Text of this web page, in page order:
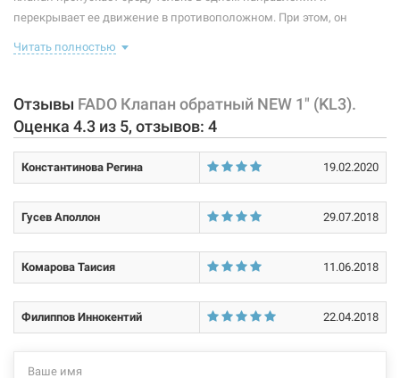
Материал штока: латунь CW614N
перекрывает ее движение в противоположном. При этом, он
Используют обратные клапаны в водопроводах с замкнутой
нескольких насосов, в блоках фильтрации и гидролиниях, где
требуется однонаправленное движение жидкости.
Характеристики и конфигурация изделия, а также комплектация
товара могут изменяться производителем без уведомления. За
не несет.
Читать полностью
Отзывы FADO Клапан обратный NEW 1" (KL3).
Оценка 4.3 из 5, отзывов: 4
Константинова Регина 19.02.2020
Гусев Аполлон 29.07.2018
Комарова Таисия 11.06.2018
Филиппов Иннокентий 22.04.2018